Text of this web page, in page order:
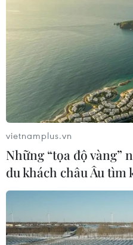
vietnamplus.vn
Những “tọa độ vàng”
du khách châu Âu